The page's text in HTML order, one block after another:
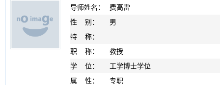
导师姓名：
费高雷
性 别：
男
特 称：
职 称：
教授
学 位：
工学博士学位
属 性：
专职